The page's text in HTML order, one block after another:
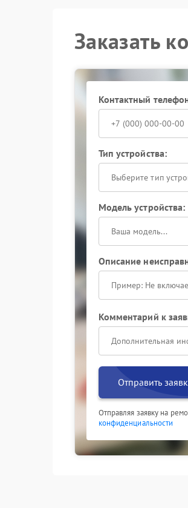
Заказать
Контактный
Тип устройства:
Выберите тип
Модель устройства:
Описание
Комментарий к
Отправить
Отправляя заявку на
конфиденциальности